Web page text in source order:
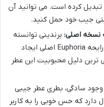
کرده است. می توانید آن
جیب خود حمل کنید.
نسخه اصلی: برندینی توانسته
است شباهت بسیار بالایی به رایحه Euphoria اصلی ایجاد
ترین دلیل محبوبیت این عطر
وجود سادگی، بطری عطر جیبی
دارد که حس خوبی را به کاربر